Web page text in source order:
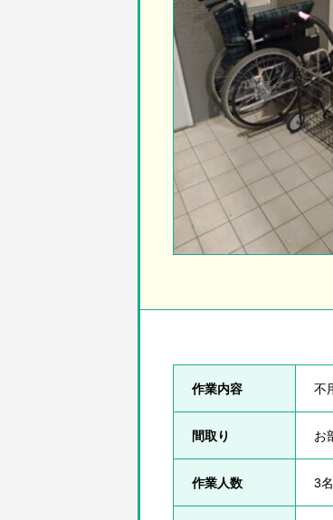
作業内容 不
間取り お
作業人数 3名